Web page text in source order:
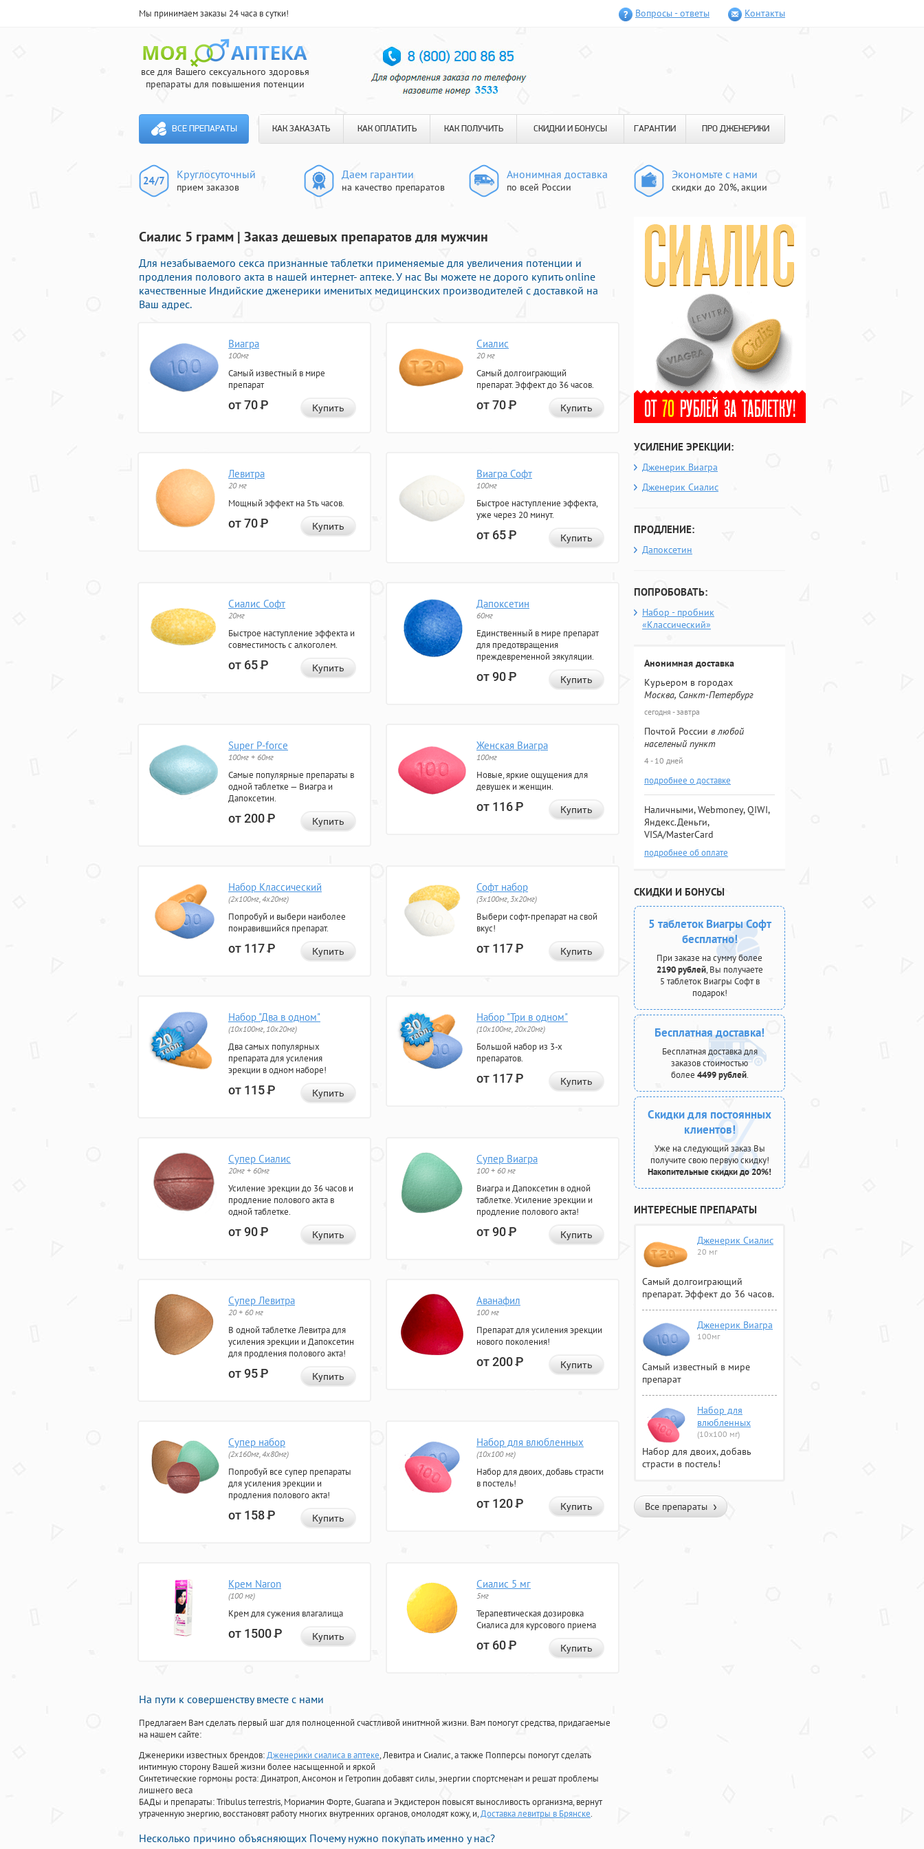
Мы принимаем заказы 24 часа в сутки! Вопросы - ответы Контакты
все для Вашего сексуального здоровья
препараты для повышения потенции
ВСЕ ПРЕПАРАТЫ КАК ЗАКАЗАТЬ КАК ОПЛАТИТЬ КАК ПОЛУЧИТЬ СКИДКИ И БОНУСЫ ГАРАНТИИ ПРО ДЖЕНЕРИКИ
Круглосуточный
прием заказов
Даем гарантии
на качество препаратов
Анонимная доставка
по всей России
Экономьте с нами
скидки до 20%, акции
Сиалис 5 грамм | Заказ дешевых препаратов для мужчин
Для незабываемого секса признанные таблетки применяемые для увеличения потенции и
продления полового акта в нашей интернет- аптеке. У нас Вы можете не дорого купить online
качественные Индийские дженерики именитых медицинских производителей с доставкой на
Ваш адрес.
Виагра
100мг
Самый известный в мире
препарат
от 70Р Купить
Сиалис
20 мг
Самый долгоиграющий
препарат. Эффект до 36 часов.
от 70Р Купить
Левитра
20 мг
Мощный эффект на 5ть часов.
от 70Р Купить
Виагра Софт
100мг
Быстрое наступление эффекта,
уже через 20 минут.
от 65Р Купить
Сиалис Софт
20мг
Быстрое наступление эффекта и
совместимость с алкоголем.
от 65Р Купить
Дапоксетин
60мг
Единственный в мире препарат
для предотвращения
преждевременной эякуляции.
от 90Р Купить
Super P-force
100мг + 60мг
Самые популярные препараты в
одной таблетке — Виагра и
Дапоксетин.
от 200Р Купить
Женская Виагра
100мг
Новые, яркие ощущения для
девушек и женщин.
от 116Р Купить
Набор Классический
(2x100мг, 4x20мг)
Попробуй и выбери наиболее
понравившийся препарат.
от 117Р Купить
Софт набор
(3x100мг, 3x20мг)
Выбери софт-препарат на свой
вкус!
от 117Р Купить
Набор "Два в одном"
(10x100мг, 10x20мг)
Два самых популярных
препарата для усиления
эрекции в одном наборе!
от 115Р Купить
Набор "Три в одном"
(10x100мг, 20x20мг)
Большой набор из 3-х
препаратов.
от 117Р Купить
Супер Сиалис
20мг + 60мг
Усиление эрекции до 36 часов и
продление полового акта в
одной таблетке.
от 90Р Купить
Супер Виагра
100 + 60 мг
Виагра и Дапоксетин в одной
таблетке. Усиление эрекции и
продление полового акта!
от 90Р Купить
Супер Левитра
20 + 60 мг
В одной таблетке Левитра для
усиления эрекции и Дапоксетин
для продления полового акта!
от 95Р Купить
Аванафил
100 мг
Препарат для усиления эрекции
нового поколения!
от 200Р Купить
Супер набор
(2х160мг, 4х80мг)
Попробуй все супер препараты
для усиления эрекции и
продления полового акта!
от 158Р Купить
Набор для влюбленных
(10х100 мг)
Набор для двоих, добавь страсти
в постель!
от 120Р Купить
Крем Naron
(100 мг)
Крем для сужения влагалища
от 1500Р Купить
Сиалис 5 мг
5мг
Терапевтическая дозировка
Сиалиса для курсового приема
от 60Р Купить
На пути к совершенству вместе с нами
Предлагаем Вам сделать первый шаг для полноценной счастливой инитмной жизни. Вам помогут средства, придагаемые
на нашем сайте:
Дженерики известных брендов:Дженерики сиалиса в аптеке, Левитра и Сиалис, а также Попперсы помогут сделать
интимную сторону Вашей жизни более насыщенной и яркой
Синтетические гормоны роста: Динатроп, Ансомон и Гетропин добавят силы, энергии спортсменам и решат проблемы
лишнего веса
БАДы и препараты:Tribulus terrestris, Мориамин Форте, Guarana и Экдистерон повысят выносливость организма, вернут
утраченную энергию, восстановят работу многих внутренних органов, омолодят кожу, и,Доставка левитры в Брянске.
Несколько причино объясняющих Почему нужно покупать именно у нас?
УСИЛЕНИЕ ЭРЕКЦИИ:
Дженерик Виагра
Дженерик Сиалис
ПРОДЛЕНИЕ:
Дапоксетин
ПОПРОБОВАТЬ:
Набор - пробник
«Классический»
Анонимная доставка
Курьером в городах
Москва, Санкт-Петербург
сегодня - завтра
Почтой России в любой
населеный пункт
4 - 10 дней
подробнее о доставке
Наличными, Webmoney, QIWI,
Яндекс.Деньги,
VISA/MasterCard
подробнее об оплате
СКИДКИ И БОНУСЫ
5 таблеток Виагры Софт
бесплатно!
При заказе на сумму более
2190 рублей, Вы получаете
5 таблеток Виагры Софт в
подарок!
Бесплатная доставка!
Бесплатная доставка для
заказов стоимостью
более 4499 рублей.
Скидки для постоянных
клиентов!
Уже на следующий заказ Вы
получите свою первую скидку!
Накопительные скидки до 20%!
ИНТЕРЕСНЫЕ ПРЕПАРАТЫ
Дженерик Сиалис
20 мг
Самый долгоиграющий
препарат. Эффект до 36 часов.
Дженерик Виагра
100мг
Самый известный в мире
препарат
Набор для
влюбленных
(10х100 мг)
Набор для двоих, добавь
страсти в постель!
Все препараты